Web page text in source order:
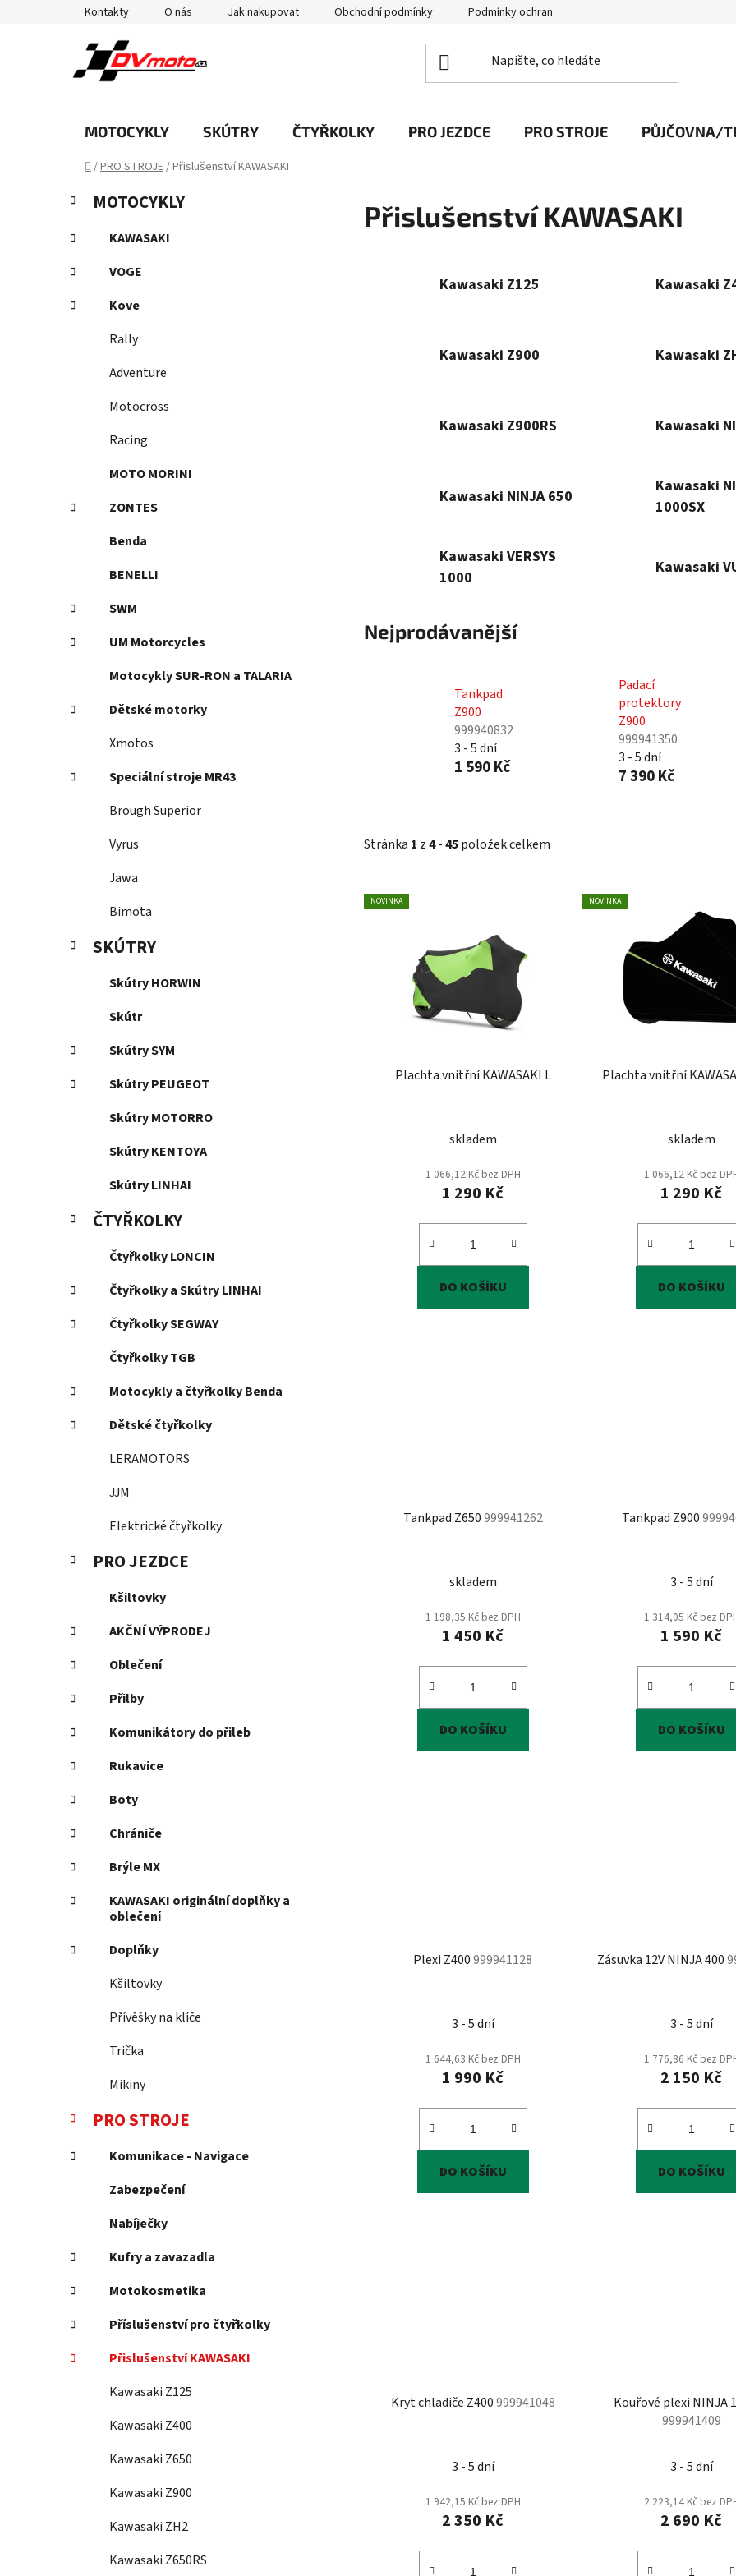
Kontakty O nás Jak nakupovat Obchodní podmínky Podmínky ochrany osobních údajů
MOTOCYKLY SKÚTRY ČTYŘKOLKY PRO JEZDCE PRO STROJE PŮJČOVNA/
Domů
/PRO STROJE/Přislušenství KAWASAKI
P
s
r
a
Přeskočit
kategorie
K
a
e
g
o
r
MOTOCYKLY
KAWASAKI
VOGE
Kove
Rally
Adventure
Motocross
Racing
MOTO MORINI
ZONTES
Benda
BENELLI
SWM
UM Motorcycles
Motocykly SUR-RON a TALARIA
Dětské motorky
Xmotos
Speciální stroje MR43
Brough Superior
Vyrus
Jawa
Bimota
SKÚTRY
Skútry HORWIN
Skútr
Skútry SYM
Skútry PEUGEOT
Skútry MOTORRO
Skútry KENTOYA
Skútry LINHAI
ČTYŘKOLKY
Čtyřkolky LONCIN
Čtyřkolky a Skútry LINHAI
Čtyřkolky SEGWAY
Čtyřkolky TGB
Motocykly a čtyřkolky Benda
Dětské čtyřkolky
LERAMOTORS
JJM
Elektrické čtyřkolky
PRO JEZDCE
Kšiltovky
AKČNÍ VÝPRODEJ
Oblečení
Přilby
Komunikátory do přileb
Rukavice
Boty
Chrániče
Brýle MX
KAWASAKI originální doplňky a
oblečení
Doplňky
Kšiltovky
Přívěšky na klíče
Trička
Mikiny
PRO STROJE
Komunikace - Navigace
Zabezpečení
Nabíječky
Kufry a zavazadla
Motokosmetika
Příslušenství pro čtyřkolky
Přislušenství KAWASAKI
Kawasaki Z125
Kawasaki Z400
Kawasaki Z650
Kawasaki Z900
Kawasaki ZH2
Kawasaki Z650RS
Přislušenství KAWASAKI
Kawasaki Z125 Kawasaki
Kawasaki Z900 Kawasaki
Kawasaki Z900RS Kawasaki
Kawasaki NINJA 650
Kawasaki
1000SX
Kawasaki VERSYS
1000
Kawasaki
Nejprodávanější
Tankpad
Z900
999940832
3 - 5 dní
1 590 Kč
Padací
protektory
Z900
999941350
3 - 5 dní
7 390 Kč
Stránka 1 z4-45položek celkem
V
ý
NOVINKA
Plachta vnitřní KAWASAKI L
skladem
1 066,12 Kč bez DPH
1 290 Kč
DO KOŠÍKU
NOVINKA
Plachta vnitřní
skladem
1 066,12 Kč bez
1 290 Kč
DO KOŠÍKU
Tankpad Z650999941262
skladem
1 198,35 Kč bez DPH
1 450 Kč
DO KOŠÍKU
Tankpad Z900
3 - 5 dní
1 314,05 Kč bez
1 590 Kč
DO KOŠÍKU
Plexi Z400999941128
3 - 5 dní
1 644,63 Kč bez DPH
1 990 Kč
DO KOŠÍKU
Zásuvka 12V NINJA 400
3 - 5 dní
1 776,86 Kč bez
2 150 Kč
DO KOŠÍKU
Kryt chladiče Z400999941048
3 - 5 dní
1 942,15 Kč bez DPH
2 350 Kč
Kouřové plexi NINJA
999941409
3 - 5 dní
2 223,14 Kč bez
2 690 Kč